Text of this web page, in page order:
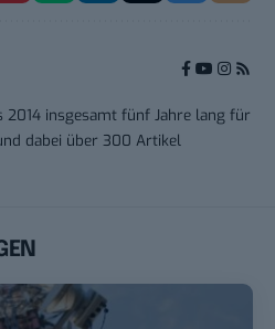
2014 insgesamt fünf Jahre lang für
dabei über 300 Artikel